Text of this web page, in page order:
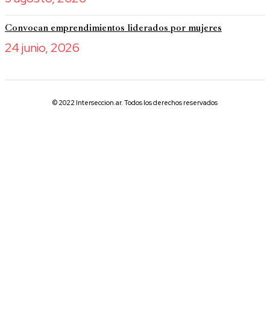
Convocan emprendimientos liderados por mujeres
24 junio, 2026
© 2022 Interseccion.ar. Todos los derechos reservados